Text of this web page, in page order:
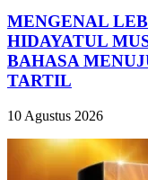
MENGENAL
HIDAYATUL
BAHASA
TARTIL
10 Agustus 2026